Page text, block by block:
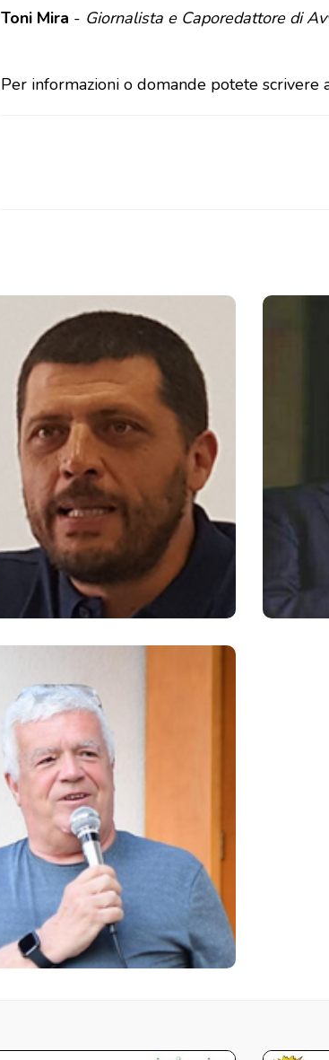
Toni Mira - Giornalista e Caporedattore di
Per informazioni o domande potete scrivere